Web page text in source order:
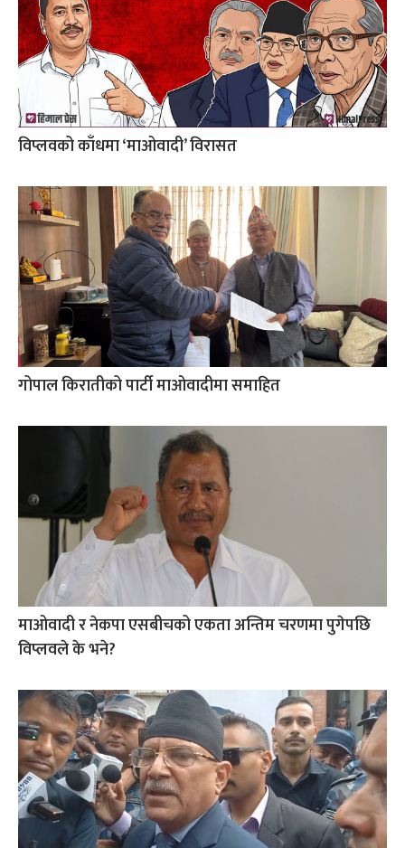
विप्लवको काँधमा ‘माओवादी’ विरासत
गोपाल किरातीको पार्टी माओवादीमा समाहित
माओवादी र नेकपा एसबीचको एकता अन्तिम चरणमा पुगेपछि
विप्लवले के भने?